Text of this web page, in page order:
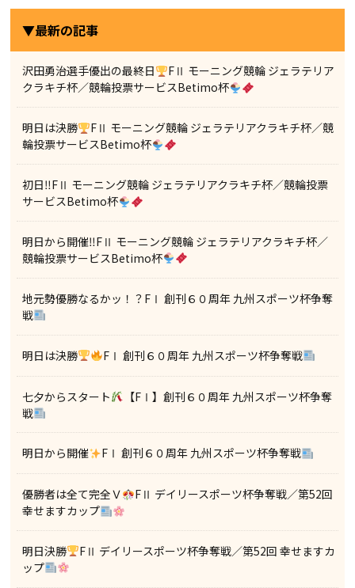
▼最新の記事
沢田勇治選手優出の最終日
FⅡ モーニング競輪 ジェラテリア
クラキチ杯／競輪投票サービスBetimo杯
明日は決勝
FⅡ モーニング競輪 ジェラテリアクラキチ杯／競
輪投票サービスBetimo杯
初日‼FⅡ モーニング競輪 ジェラテリアクラキチ杯／競輪投票
サービスBetimo杯
明日から開催‼FⅡ モーニング競輪 ジェラテリアクラキチ杯／
競輪投票サービスBetimo杯
地元勢優勝なるかッ！？FⅠ 創刊６０周年 九州スポーツ杯争奪
戦
明日は決勝 FⅠ 創刊６０周年 九州スポーツ杯争奪戦
七夕からスタート
【FⅠ】創刊６０周年 九州スポーツ杯争奪
戦
明日から開催 FⅠ 創刊６０周年 九州スポーツ杯争奪戦
優勝者は全て完全Ｖ
FⅡ デイリースポーツ杯争奪戦／第52回
幸せますカップ
明日決勝
FⅡ デイリースポーツ杯争奪戦／第52回 幸せますカ
ップ